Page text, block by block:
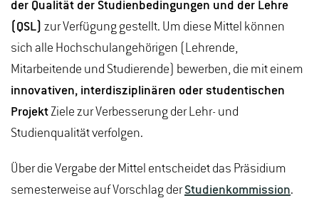
der Qualität der Studienbedingungen und der Lehre
(QSL) zur Verfügung gestellt. Um diese Mittel können
sich alle Hochschulangehörigen (Lehrende,
Mitarbeitende und Studierende) bewerben, die mit einem
innovativen, interdisziplinären oder studentischen
Projekt Ziele zur Verbesserung der Lehr- und
Studienqualität verfolgen.
Über die Vergabe der Mittel entscheidet das Präsidium
semesterweise auf Vorschlag derStudienkommission.